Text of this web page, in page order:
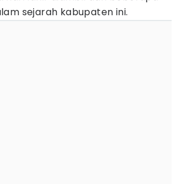
sejarah kabupaten ini.